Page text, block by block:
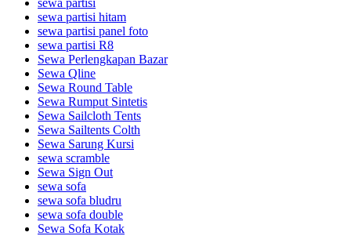
sewa partisi hitam
sewa partisi panel foto
sewa partisi R8
Sewa Perlengkapan Bazar
Sewa Qline
Sewa Round Table
Sewa Rumput Sintetis
Sewa Sailcloth Tents
Sewa Sailtents Colth
Sewa Sarung Kursi
sewa scramble
Sewa Sign Out
sewa sofa
sewa sofa bludru
sewa sofa double
Sewa Sofa Kotak